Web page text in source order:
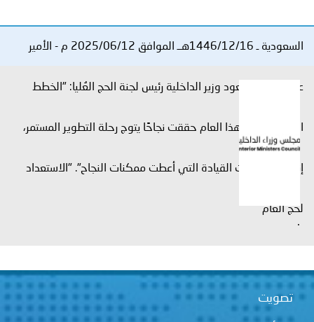
السعودية ـ 1446/12/16هــ الموافق 2025/06/12 م - الأمير
عبدالعزيز بن سعود وزير الداخلية رئيس لجنة الحج العُليا: "الخطط
المعتمدة لحج هذا العام حققت نجاحًا يتوج رحلة التطوير المستمر،
إنفاذًا لتوجيهات القيادة التي أعطت ممكنات النجاح". "الاستعداد
لحج العام
.
تصويت